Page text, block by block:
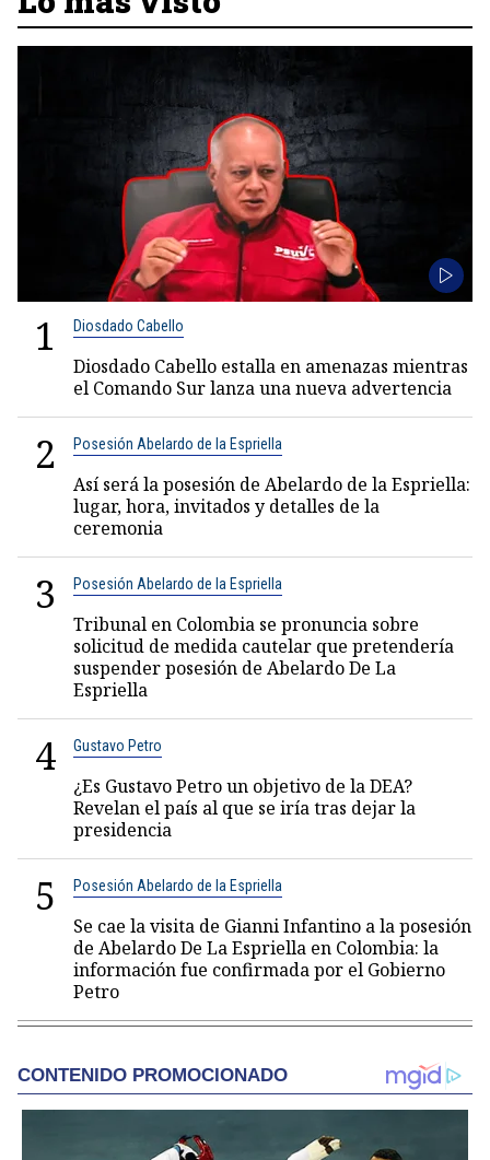
1 Diosdado Cabello
Diosdado Cabello estalla en amenazas mientras
el Comando Sur lanza una nueva advertencia
2 Posesión Abelardo de la Espriella
Así será la posesión de Abelardo de la Espriella:
lugar, hora, invitados y detalles de la
ceremonia
3 Posesión Abelardo de la Espriella
Tribunal en Colombia se pronuncia sobre
solicitud de medida cautelar que pretendería
suspender posesión de Abelardo De La
Espriella
4 Gustavo Petro
¿Es Gustavo Petro un objetivo de la DEA?
Revelan el país al que se iría tras dejar la
presidencia
5 Posesión Abelardo de la Espriella
Se cae la visita de Gianni Infantino a la posesión
de Abelardo De La Espriella en Colombia: la
información fue confirmada por el Gobierno
Petro